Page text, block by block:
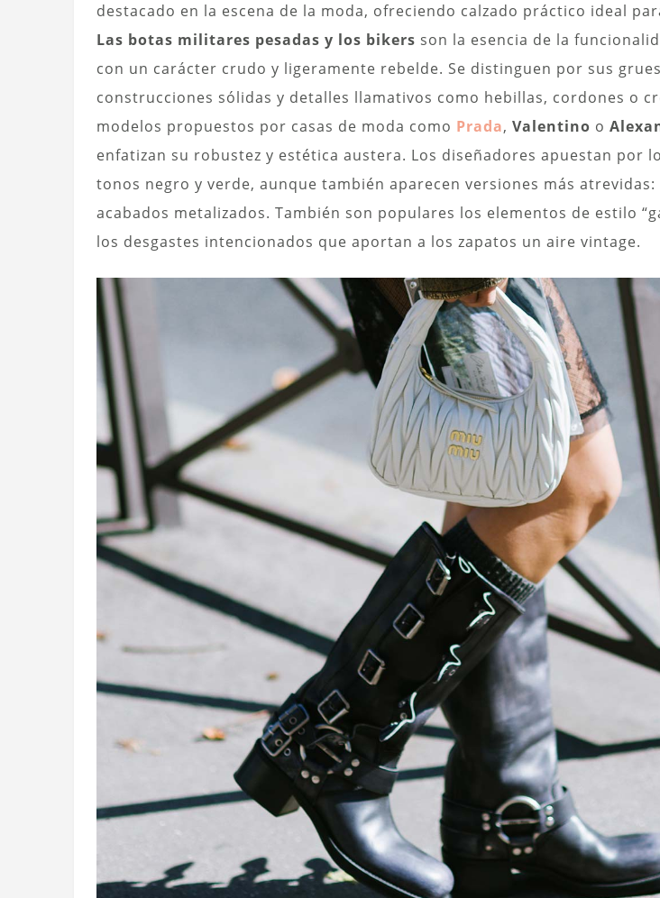
destacado en la escena de la moda, ofreciendo calzado práctico ideal
Las botas militares pesadas y los bikers son la esencia de la
con un carácter crudo y ligeramente rebelde. Se distinguen por sus
construcciones sólidas y detalles llamativos como hebillas, cordones o
modelos propuestos por casas de moda como Prada, Valentino o
enfatizan su robustez y estética austera. Los diseñadores apuestan por
tonos negro y verde, aunque también aparecen versiones más atrevidas:
acabados metalizados. También son populares los elementos de estilo
los desgastes intencionados que aportan a los zapatos un aire vintage.